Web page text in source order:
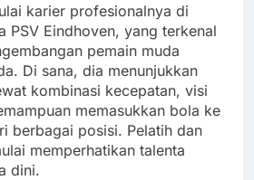
karier profesionalnya di
PSV Eindhoven, yang terkenal
pemain muda
Di sana, dia menunjukkan
kombinasi kecepatan, visi
memasukkan bola ke
berbagai posisi. Pelatih dan
memperhatikan talenta
dini.